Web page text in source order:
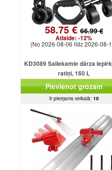
58.75 €66.99 €
Atlaide: -12%
(No 2026-08-06 līdz 2026-08-
KD3089 Saliekamie dārza
ratiņi, 160 L
Pievienot grozam
Ir pieejams veikalā: 10